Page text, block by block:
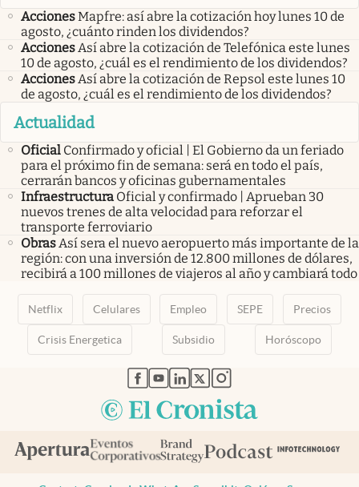
AccionesMapfre: así abre la cotización hoy lunes 10 de
agosto, ¿cuánto rinden los dividendos?
AccionesAsí abre la cotización de Telefónica este lunes
10 de agosto, ¿cuál es el rendimiento de los dividendos?
AccionesAsí abre la cotización de Repsol este lunes 10
de agosto, ¿cuál es el rendimiento de los dividendos?
Actualidad
Oficial Confirmado y oficial | El Gobierno da un feriado
para el próximo fin de semana: será en todo el país,
cerrarán bancos y oficinas gubernamentales
Infraestructura Oficial y confirmado | Aprueban 30
nuevos trenes de alta velocidad para reforzar el
transporte ferroviario
ObrasAsí sera el nuevo aeropuerto más importante de la
región: con una inversión de 12.800 millones de dólares,
recibirá a 100 millones de viajeros al año y cambiará todo
Netflix Celulares Empleo SEPE Precios
Crisis Energetica Subsidio Horóscopo
abre en nueva pestaña
abre en nueva pestaña
abre en nueva pestaña
abre en nueva pestaña
abre en nueva pestaña